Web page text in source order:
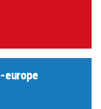
europe